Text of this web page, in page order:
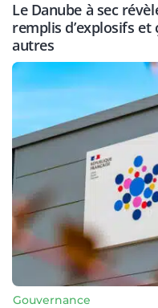
Le Danube à sec
remplis d’explosifs et
autres
Gouvernance